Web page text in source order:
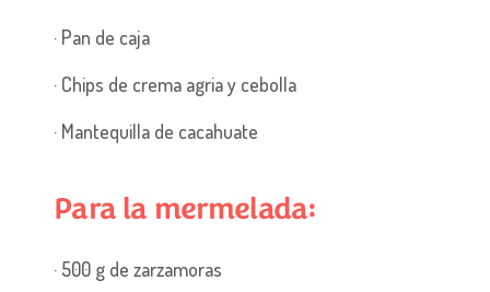
· Pan de caja
· Chips de crema agria y cebolla
· Mantequilla de cacahuate
Para la mermelada:
· 500 g de zarzamoras